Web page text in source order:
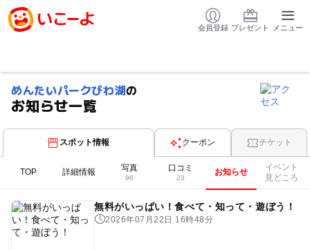
会員登録 プレゼント メニュー
めんたいパークびわ湖の
お知らせ一覧
スポット情報 クーポン チケット
TOP 詳細情報 写真
96
口コミ
23
お知らせ
イベント
見どころ
無料がいっぱい！食べて・知って・遊ぼう！
2026年07月22日 16時48分